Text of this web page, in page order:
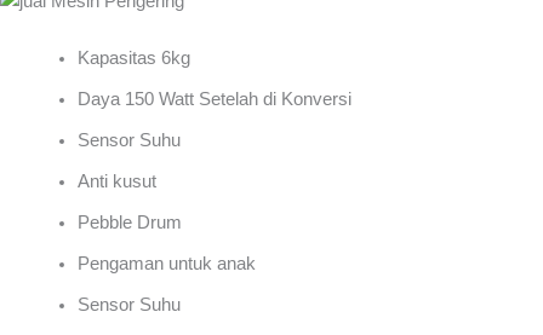
Kapasitas 6kg
Daya 150 Watt Setelah di Konversi
Sensor Suhu
Anti kusut
Pebble Drum
Pengaman untuk anak
Sensor Suhu